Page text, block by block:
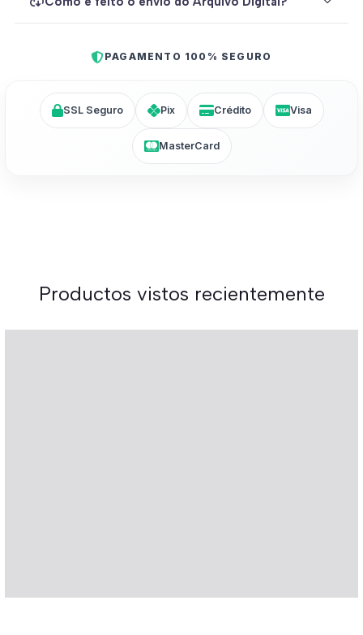
PAGAMENTO 100% SEGURO
SSL Seguro Pix Crédito Visa
MasterCard
Productos vistos recientemente